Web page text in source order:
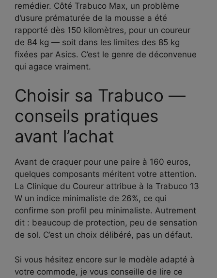
remédier. Côté Trabuco Max, un problème
d’usure prématurée de la mousse a été
rapporté dès 150 kilomètres, pour un coureur
de 84 kg — soit dans les limites des 85 kg
fixées par Asics. C’est le genre de déconvenue
qui agace vraiment.
Choisir sa Trabuco —
conseils pratiques
avant l’achat
Avant de craquer pour une paire à 160 euros,
quelques composants méritent votre attention.
La Clinique du Coureur attribue à la Trabuco 13
W un indice minimaliste de 26%, ce qui
confirme son profil peu minimaliste. Autrement
dit : beaucoup de protection, peu de sensation
de sol. C’est un choix délibéré, pas un défaut.
Si vous hésitez encore sur le modèle adapté à
votre commode, je vous conseille de lire ce